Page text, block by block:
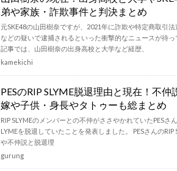
弟や家族・詐欺事件と判決まとめ
元SKE48の山田樹奈ですが、2021年に詐欺や特定商取引法
などの疑いで逮捕されるといった衝撃的なニュースが待
記事では、山田樹奈の出身高校と大学など経歴、
kamekichi
PESのRIP SLYME脱退理由と現在！不仲
嫁や子供・身長やタトゥーも総まとめ
RIP SLYMEのメンバーとの不仲がささやかれていたPESさ
LYMEを脱退していたことを発表しました。 PESさんのRIP
や不仲説と脱退理
gurung